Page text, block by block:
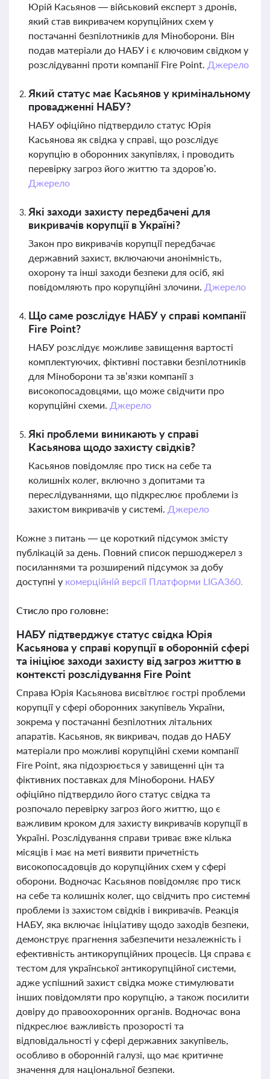
Юрій Касьянов — військовий експерт з дронів,
який став викривачем корупційних схем у
постачанні безпілотників для Міноборони. Він
подав матеріали до НАБУ і є ключовим свідком у
розслідуванні проти компанії Fire Point. Джерело
Який статус має Касьянов у кримінальному
провадженні НАБУ?
НАБУ офіційно підтвердило статус Юрія
Касьянова як свідка у справі, що розслідує
корупцію в оборонних закупівлях, і проводить
перевірку загроз його життю та здоров’ю.
Джерело
Які заходи захисту передбачені для
викривачів корупції в Україні?
Закон про викривачів корупції передбачає
державний захист, включаючи анонімність,
охорону та інші заходи безпеки для осіб, які
повідомляють про корупційні злочини. Джерело
Що саме розслідує НАБУ у справі компанії
Fire Point?
НАБУ розслідує можливе завищення вартості
комплектуючих, фіктивні поставки безпілотників
для Міноборони та зв’язки компанії з
високопосадовцями, що може свідчити про
корупційні схеми. Джерело
Які проблеми виникають у справі
Касьянова щодо захисту свідків?
Касьянов повідомляє про тиск на себе та
колишніх колег, включно з допитами та
переслідуваннями, що підкреслює проблеми із
захистом викривачів у системі. Джерело
Кожне з питань — це короткий підсумок змісту
публікацій за день. Повний список першоджерел з
посиланнями та розширений підсумок за добу
доступні у комерційній версії Платформи LIGA360.
Стисло про головне:
НАБУ підтверджує статус свідка Юрія
Касьянова у справі корупції в оборонній сфері
та ініціює заходи захисту від загроз життю в
контексті розслідування Fire Point
Справа Юрія Касьянова висвітлює гострі проблеми
корупції у сфері оборонних закупівель України,
зокрема у постачанні безпілотних літальних
апаратів. Касьянов, як викривач, подав до НАБУ
матеріали про можливі корупційні схеми компанії
Fire Point, яка підозрюється у завищенні цін та
фіктивних поставках для Міноборони. НАБУ
офіційно підтвердило його статус свідка та
розпочало перевірку загроз його життю, що є
важливим кроком для захисту викривачів корупції в
Україні. Розслідування справи триває вже кілька
місяців і має на меті виявити причетність
високопосадовців до корупційних схем у сфері
оборони. Водночас Касьянов повідомляє про тиск
на себе та колишніх колег, що свідчить про системні
проблеми із захистом свідків і викривачів. Реакція
НАБУ, яка включає ініціативу щодо заходів безпеки,
демонструє прагнення забезпечити незалежність і
ефективність антикорупційних процесів. Ця справа є
тестом для української антикорупційної системи,
адже успішний захист свідка може стимулювати
інших повідомляти про корупцію, а також посилити
довіру до правоохоронних органів. Водночас вона
підкреслює важливість прозорості та
відповідальності у сфері державних закупівель,
особливо в оборонній галузі, що має критичне
значення для національної безпеки.